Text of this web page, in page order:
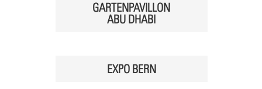
GARTENPAVILLON
ABU DHABI
EXPO BERN